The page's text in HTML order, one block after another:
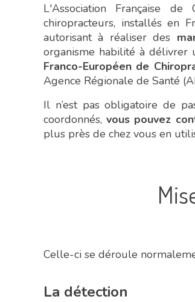
L'Association Française
chiropracteurs, installés en
autorisant à réaliser des
organisme habilité à délivrer
Franco-Européen de
Agence Régionale de Santé
Il n’est pas obligatoire de
coordonnés,vous pouvez
plus près de chez vous en
Celle-ci se déroule
La détection